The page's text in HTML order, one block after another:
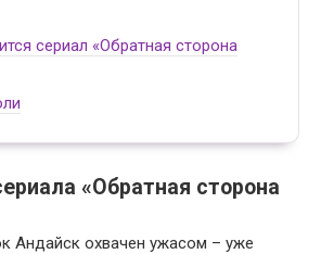
сериал «Обратная сторона
«Обратная сторона
Андайск охвачен ужасом – уже